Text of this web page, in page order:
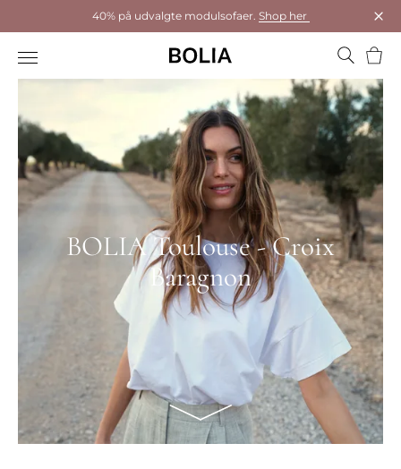
40% på udvalgte modulsofaer. Shop her
Kurv
BOLIA Toulouse - Croix
Baragnon